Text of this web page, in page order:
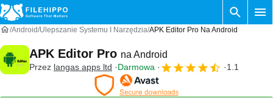
Android Ulepszanie Systemu I Narzędzia APK Editor Pro Na Android
APK Editor Pro na Android
Przez langas apps ltd Darmowa 1.1